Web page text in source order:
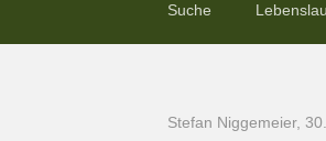
Suche
Stefan Niggemeier,